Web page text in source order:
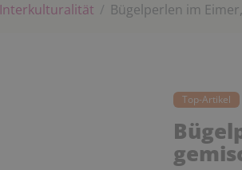
Interkulturalität Bügelperlen im
Top-Artikel